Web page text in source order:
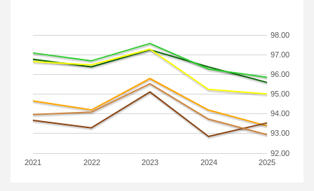
2021 2022 2023 2024 2025
92.00
93.00
94.00
95.00
96.00
97.00
98.00